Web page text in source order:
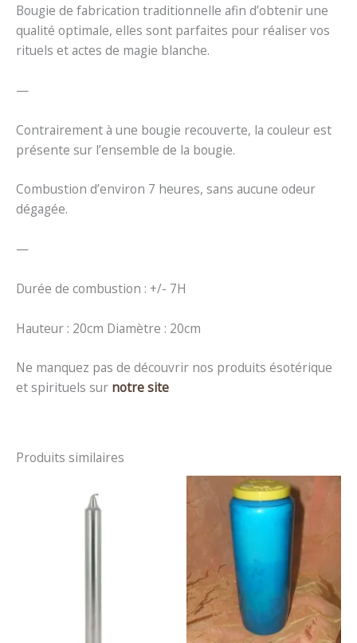
Bougie de fabrication traditionnelle afin d’obtenir une
qualité optimale, elles sont parfaites pour réaliser vos
rituels et actes de magie blanche.
—
Contrairement à une bougie recouverte, la couleur est
présente sur l’ensemble de la bougie.
Combustion d’environ 7 heures, sans aucune odeur
dégagée.
—
Durée de combustion : +/- 7H
Hauteur : 20cm Diamètre : 20cm
Ne manquez pas de découvrir nos produits ésotérique
et spirituels sur notre site
Produits similaires